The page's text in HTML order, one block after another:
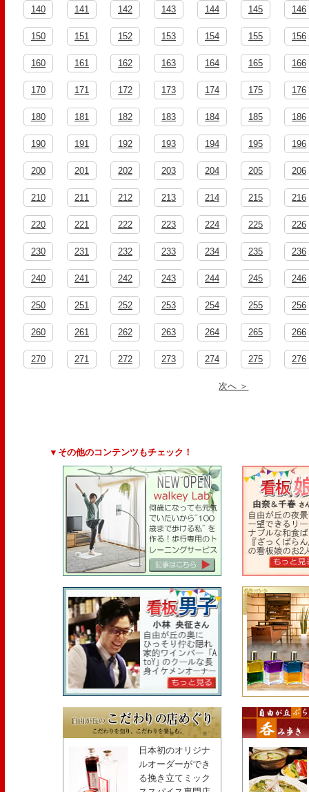
140 141 142 143 144 145 146
150 151 152 153 154 155 156
160 161 162 163 164 165 166
170 171 172 173 174 175 176
180 181 182 183 184 185 186
190 191 192 193 194 195 196
200 201 202 203 204 205 206
210 211 212 213 214 215 216
220 221 222 223 224 225 226
230 231 232 233 234 235 236
240 241 242 243 244 245 246
250 251 252 253 254 255 256
260 261 262 263 264 265 266
270 271 272 273 274 275 276
次へ ＞
▼その他のコンテンツもチェック！
日本初のオリジナ
ルオーダーができ
る挽き立てミック